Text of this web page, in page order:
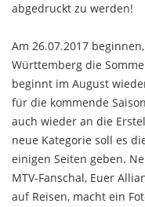
abgedruckt zu werden!
Am 26.07.2017
Württemberg die
beginnt im August
für die kommende
auch wieder an die
neue Kategorie soll es
einigen Seiten geben.
MTV-Fanschal, Euer
auf Reisen, macht ein